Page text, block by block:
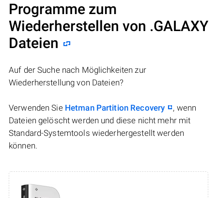
Programme zum
Wiederherstellen von .GALAXY
Dateien
Auf der Suche nach Möglichkeiten zur
Wiederherstellung von Dateien?
Verwenden Sie Hetman Partition Recovery
, wenn
Dateien gelöscht werden und diese nicht mehr mit
Standard-Systemtools wiederhergestellt werden
können.